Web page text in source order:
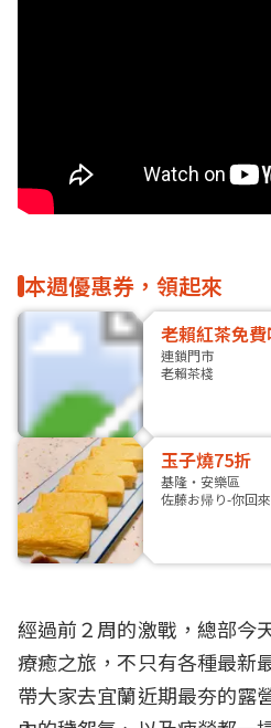
本週優惠券，領起來
老賴紅茶免
連鎖門市
老賴茶棧
玉子燒75折
基隆・安樂區
佐藤お帰り-你回
經過前２周的激戰，總部今
療癒之旅，不只有各種最新
帶大家去宜蘭近期最夯的露